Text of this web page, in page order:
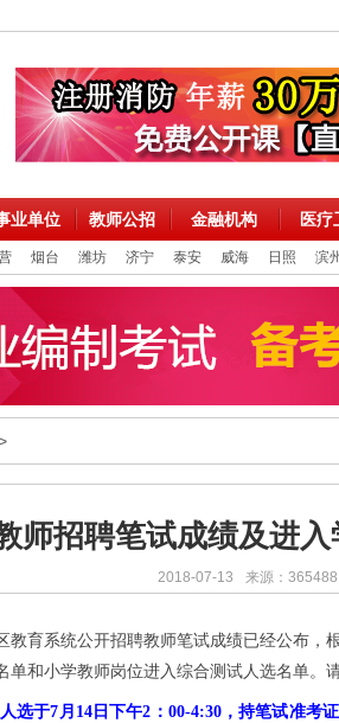
业单位 教师公招 金融机构 医疗
烟台 潍坊 济宁 泰安 威海 日照 滨州
师招聘笔试成绩及进
2018-07-13 来源：
教育系统公开招聘教师笔试成绩已经公布
和小学教师岗位进入综合测试人选名单。
选于7月14日下午2：00-4:30，持笔试准考